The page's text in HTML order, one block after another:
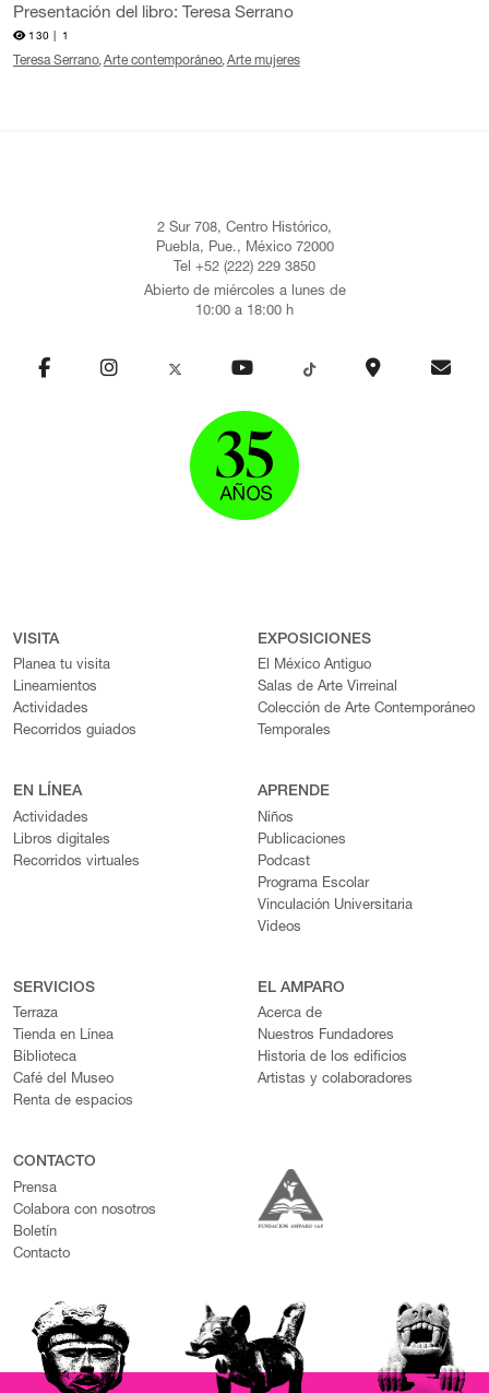
Presentación del libro: Teresa Serrano
130 | 1
Teresa Serrano Arte contemporáneo Arte mujeres
2 Sur 708, Centro Histórico,
Puebla, Pue., México 72000
Tel +52 (222) 229 3850
Abierto de miércoles a lunes de
10:00 a 18:00 h
VISITA
Planea tu visita
Lineamientos
Actividades
Recorridos guiados
EXPOSICIONES
El México Antiguo
Salas de Arte Virreinal
Colección de Arte Contemporáneo
Temporales
EN LÍNEA
Actividades
Libros digitales
Recorridos virtuales
APRENDE
Niños
Publicaciones
Podcast
Programa Escolar
Vinculación Universitaria
Videos
SERVICIOS
Terraza
Tienda en Línea
Biblioteca
Café del Museo
Renta de espacios
EL AMPARO
Acerca de
Nuestros Fundadores
Historia de los edificios
Artistas y colaboradores
CONTACTO
Prensa
Colabora con nosotros
Boletín
Contacto